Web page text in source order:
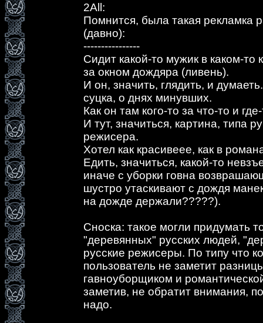
2All:
Помнится, была такая рекламка
(давно):
----------------
Сидит какой-то мужик в каком-то
за окном дождяра (ливень).
И он, значить, глядить, и
суцка, о днях минувших.
Как он там кого-то за что-то и
И тут, значиться, картина, типа
режисера.
Хотел как красивеее, как в
Едить, значиться, какой-то
иначе с уборки говна
шустро утаскивают с дождя
на дожде держали?????).
Сноска: такое могли придумать
"деревянных" русских людей,
русские режисеры. По типу что
пользователь не заметит
гавноуборщиком и
заметив, не обратит внимания,
надо.